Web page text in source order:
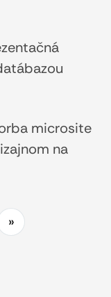
microsite
na